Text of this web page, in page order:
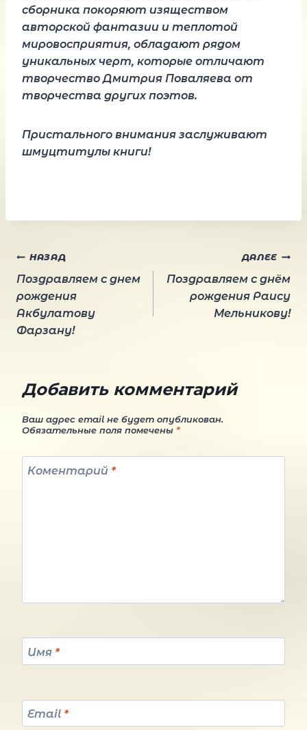
сборника покоряют изяществом
авторской фантазии и теплотой
мировосприятия, обладают рядом
уникальных черт, которые отличают
творчество Дмитрия Поваляева от
творчества других поэтов.
Пристального внимания заслуживают
шмуцтитулы книги!
Навигация
по
записям
НАЗАД
Поздравляем с днем
рождения
Акбулатову
Фарзану!
ДАЛЕЕ
Поздравляем с днём
рождения Раису
Мельникову!
Добавить комментарий
Ваш адрес email не будет опубликован.
Обязательные поля помечены *
Коментарий *
Имя *
Email *